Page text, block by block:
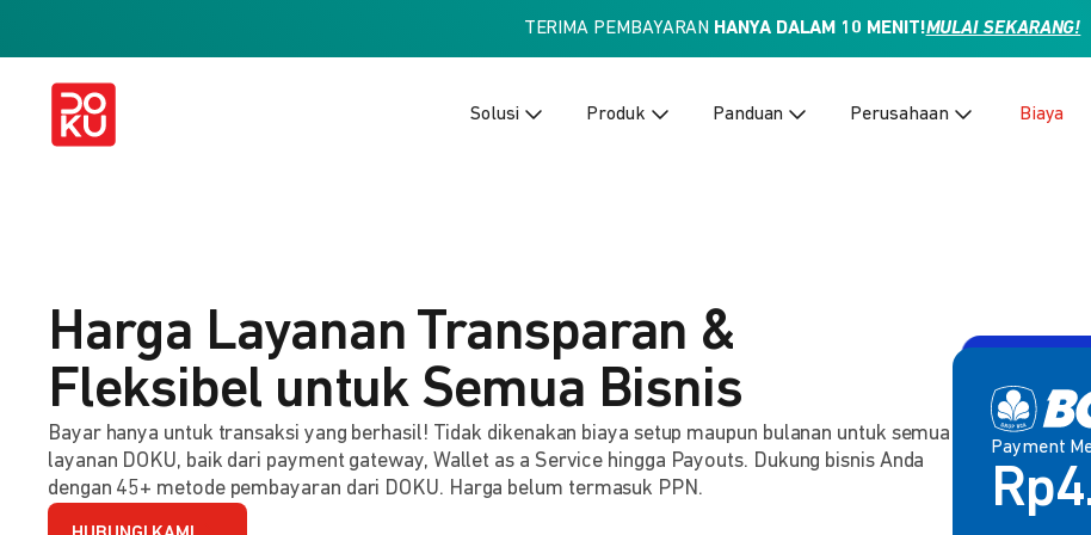
TERIMA PEMBAYARAN HANYA DALAM 10 MENIT!MULAI SEKARANG!
Solusi Produk Panduan Perusahaan Biaya
Harga Layanan Transparan &
Fleksibel untuk Semua Bisnis
Bayar hanya untuk transaksi yang berhasil! Tidak dikenakan biaya setup maupun bulanan untuk semua
layanan DOKU, baik dari payment gateway, Wallet as a Service hingga Payouts. Dukung bisnis Anda
dengan 45+ metode pembayaran dari DOKU. Harga belum termasuk PPN.
Payment